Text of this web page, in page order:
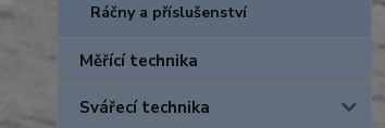
Ráčny a příslušenství
Měřící technika
Svářecí technika